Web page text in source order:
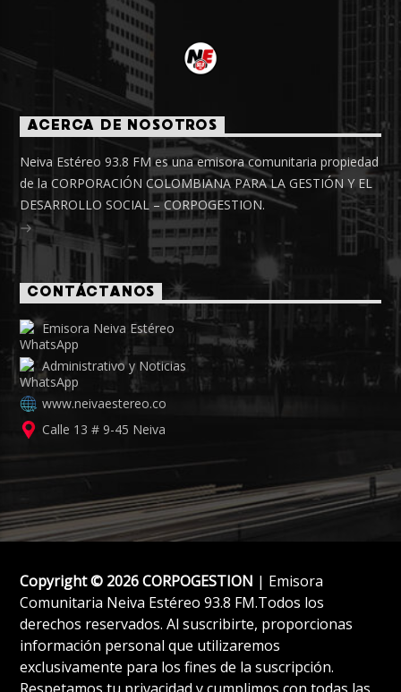
ACERCA DE NOSOTROS
Neiva Estéreo 93.8 FM es una emisora comunitaria propiedad
de la CORPORACIÓN COLOMBIANA PARA LA GESTIÓN Y EL
DESARROLLO SOCIAL – CORPOGESTION.
CONTÁCTANOS
Emisora Neiva Estéreo
Administrativo y Noticias
www.neivaestereo.co
Calle 13 # 9-45 Neiva
Copyright © 2026 CORPOGESTION | Emisora
Comunitaria Neiva Estéreo 93.8 FM.Todos los
derechos reservados. Al suscribirte, proporcionas
información personal que utilizaremos
exclusivamente para los fines de la suscripción.